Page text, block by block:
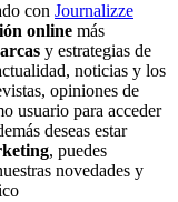
con Journalizze
online más
y estrategias de
noticias y los
opiniones de
usuario para acceder
deseas estar
, puedes
novedades y